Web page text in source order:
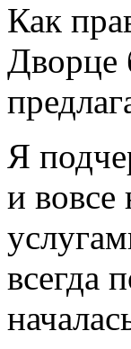
Как
Дворце
Я
и вовсе
всегда